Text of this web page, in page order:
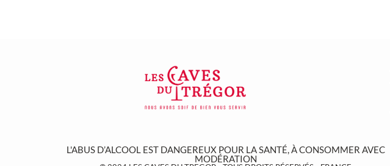
L'ABUS D’ALCOOL EST DANGEREUX POUR LA SANTÉ, À CONSOMMER AVEC
MODÉRATION